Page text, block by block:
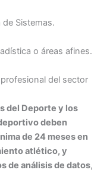
Sistemas.
o áreas afines.
del sector
del Deporte y los
deben
de 24 meses en
atlético, y
de análisis de datos,